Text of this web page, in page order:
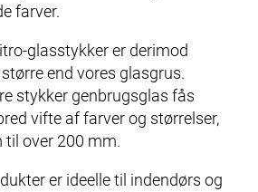
farver.
glasstykker er derimod
end vores glasgrus.
stykker genbrugsglas fås
vifte af farver og størrelser,
til over 200 mm.
er ideelle til indendørs og